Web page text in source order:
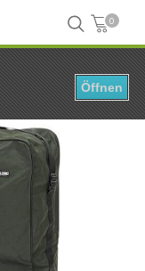
0
Prologic Bedchair Bag 85x80x25 cm
Öffnen